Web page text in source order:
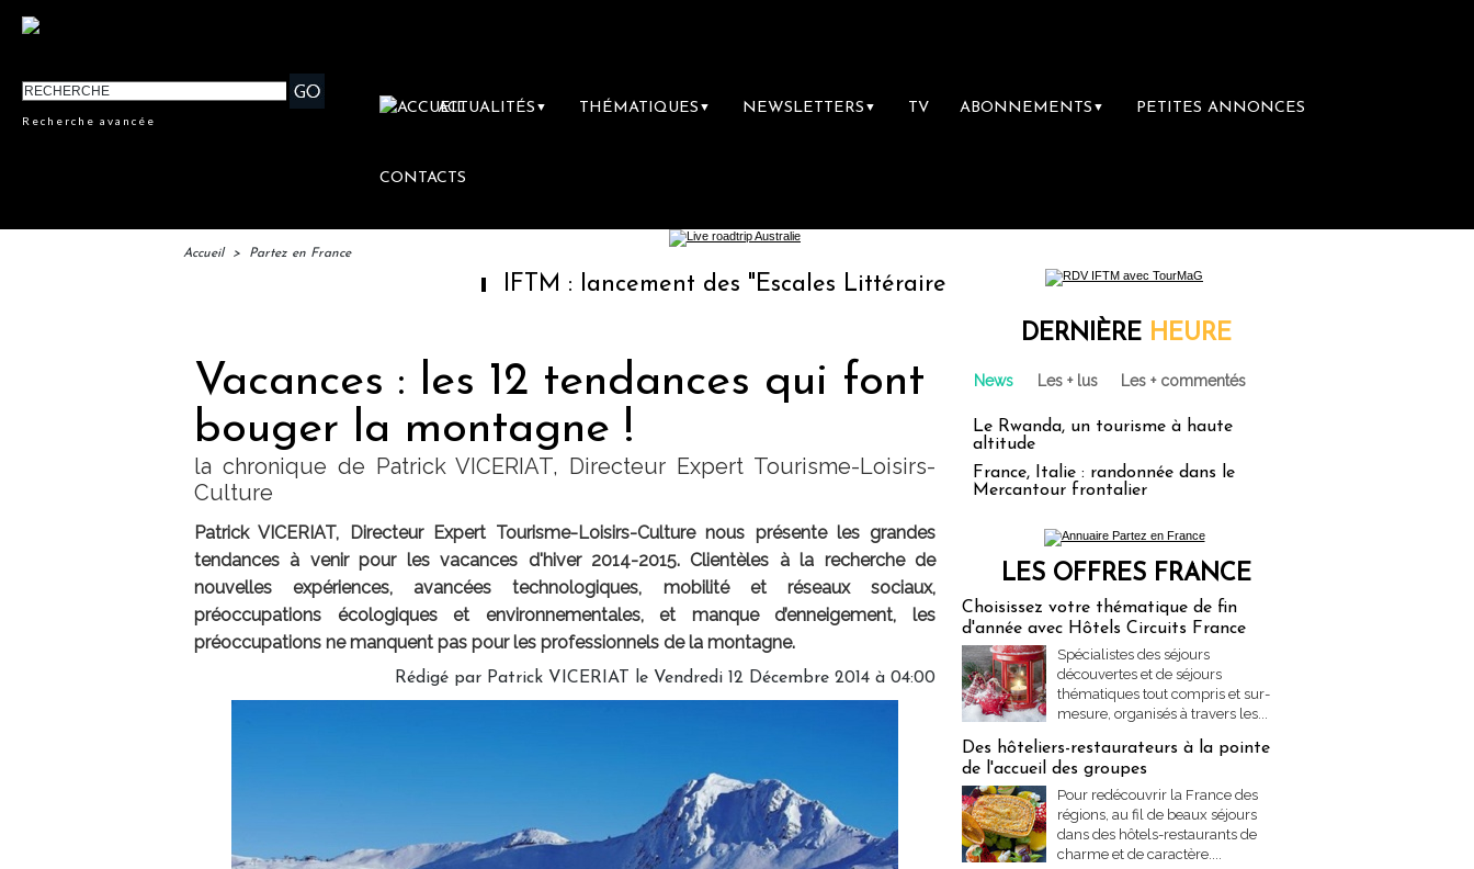
Recherche avancée
ACTUALITÉS ▼ THÉMATIQUES ▼ NEWSLETTERS ▼ TV ABONNEMENTS ▼ PETITES ANNONCES
CONTACTS
Accueil > Partez en France
IFTM : lancement des "Escales Littéraires", la première librairie du voyage
Vacances : les 12 tendances qui font
bouger la montagne !
la chronique de Patrick VICERIAT, Directeur Expert Tourisme-Loisirs-
Culture
Patrick VICERIAT, Directeur Expert Tourisme-Loisirs-Culture nous présente les grandes
tendances à venir pour les vacances d'hiver 2014-2015. Clientèles à la recherche de
nouvelles expériences, avancées technologiques, mobilité et réseaux sociaux,
préoccupations écologiques et environnementales, et manque d’enneigement, les
préoccupations ne manquent pas pour les professionnels de la montagne.
Rédigé par Patrick VICERIAT le Vendredi 12 Décembre 2014 à 04:00
DERNIÈRE HEURE
News Les + lus Les + commentés
Le Rwanda, un tourisme à haute
altitude
France, Italie : randonnée dans le
Mercantour frontalier
LES OFFRES FRANCE
Choisissez votre thématique de fin
d'année avec Hôtels Circuits France
Spécialistes des séjours
découvertes et de séjours
thématiques tout compris et sur-
mesure, organisés à travers les...
Des hôteliers-restaurateurs à la pointe
de l'accueil des groupes
Pour redécouvrir la France des
régions, au fil de beaux séjours
dans des hôtels-restaurants de
charme et de caractère....